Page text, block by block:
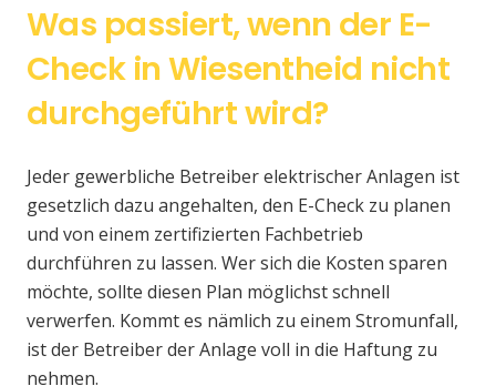
Was passiert, wenn der E-
Check in Wiesentheid nicht
durchgeführt wird?
Jeder gewerbliche Betreiber elektrischer Anlagen ist
gesetzlich dazu angehalten, den E-Check zu planen
und von einem zertifizierten Fachbetrieb
durchführen zu lassen. Wer sich die Kosten sparen
möchte, sollte diesen Plan möglichst schnell
verwerfen. Kommt es nämlich zu einem Stromunfall,
ist der Betreiber der Anlage voll in die Haftung zu
nehmen.